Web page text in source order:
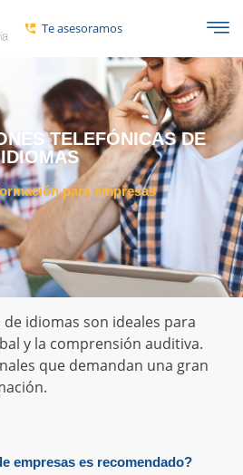
Te asesoramos
TELEFÓNICAS DE
IDIOMAS
para empresas
de idiomas son ideales para
y la comprensión auditiva.
que demandan una gran
empresas es recomendado?